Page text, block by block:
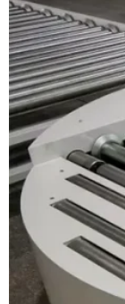
Altezza del
giradischi
Diametro del rullo
Marchio del motore
Capacità di carico
Struttura del
giradischi
Velocità di
trasporto
Volt